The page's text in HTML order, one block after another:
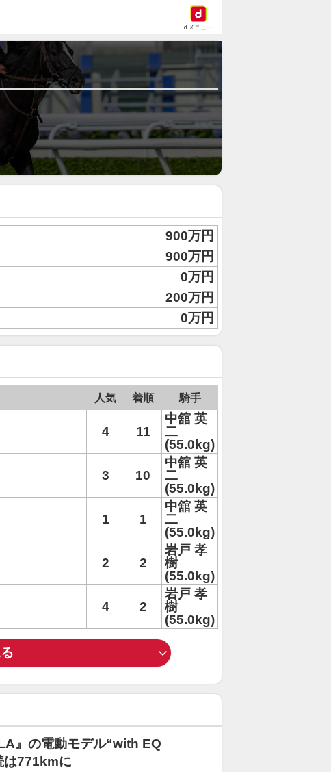
dメニュー
900万円
900万円
0万円
200万円
0万円
人気 着順 騎手
4 11
中舘 英
二
(55.0kg)
3 10
中舘 英
二
(55.0kg)
1 1
中舘 英
二
(55.0kg)
2 2
岩戸 孝
樹
(55.0kg)
4 2
岩戸 孝
樹
(55.0kg)
』の電動モデル“with EQ
771kmに